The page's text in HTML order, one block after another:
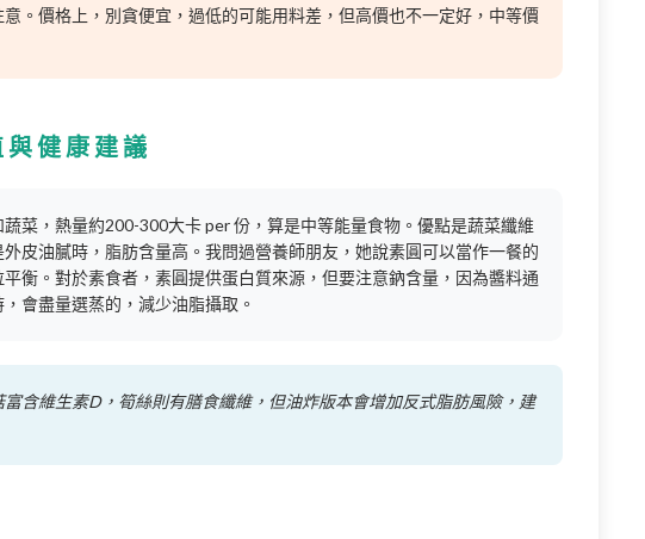
。價格上，別貪便宜，過低的可能用料差，但高價也不一定好，中等價
健康建議
菜，熱量約200-300大卡 per 份，算是中等能量食物。優點是蔬菜纖維
皮油膩時，脂肪含量高。我問過營養師朋友，她說素圓可以當作一餐的
衡。對於素食者，素圓提供蛋白質來源，但要注意鈉含量，因為醬料通
會盡量選蒸的，減少油脂攝取。
含維生素D，筍絲則有膳食纖維，但油炸版本會增加反式脂肪風險，建